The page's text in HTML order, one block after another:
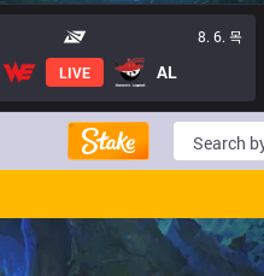
8. 6. 목
LIVE AL